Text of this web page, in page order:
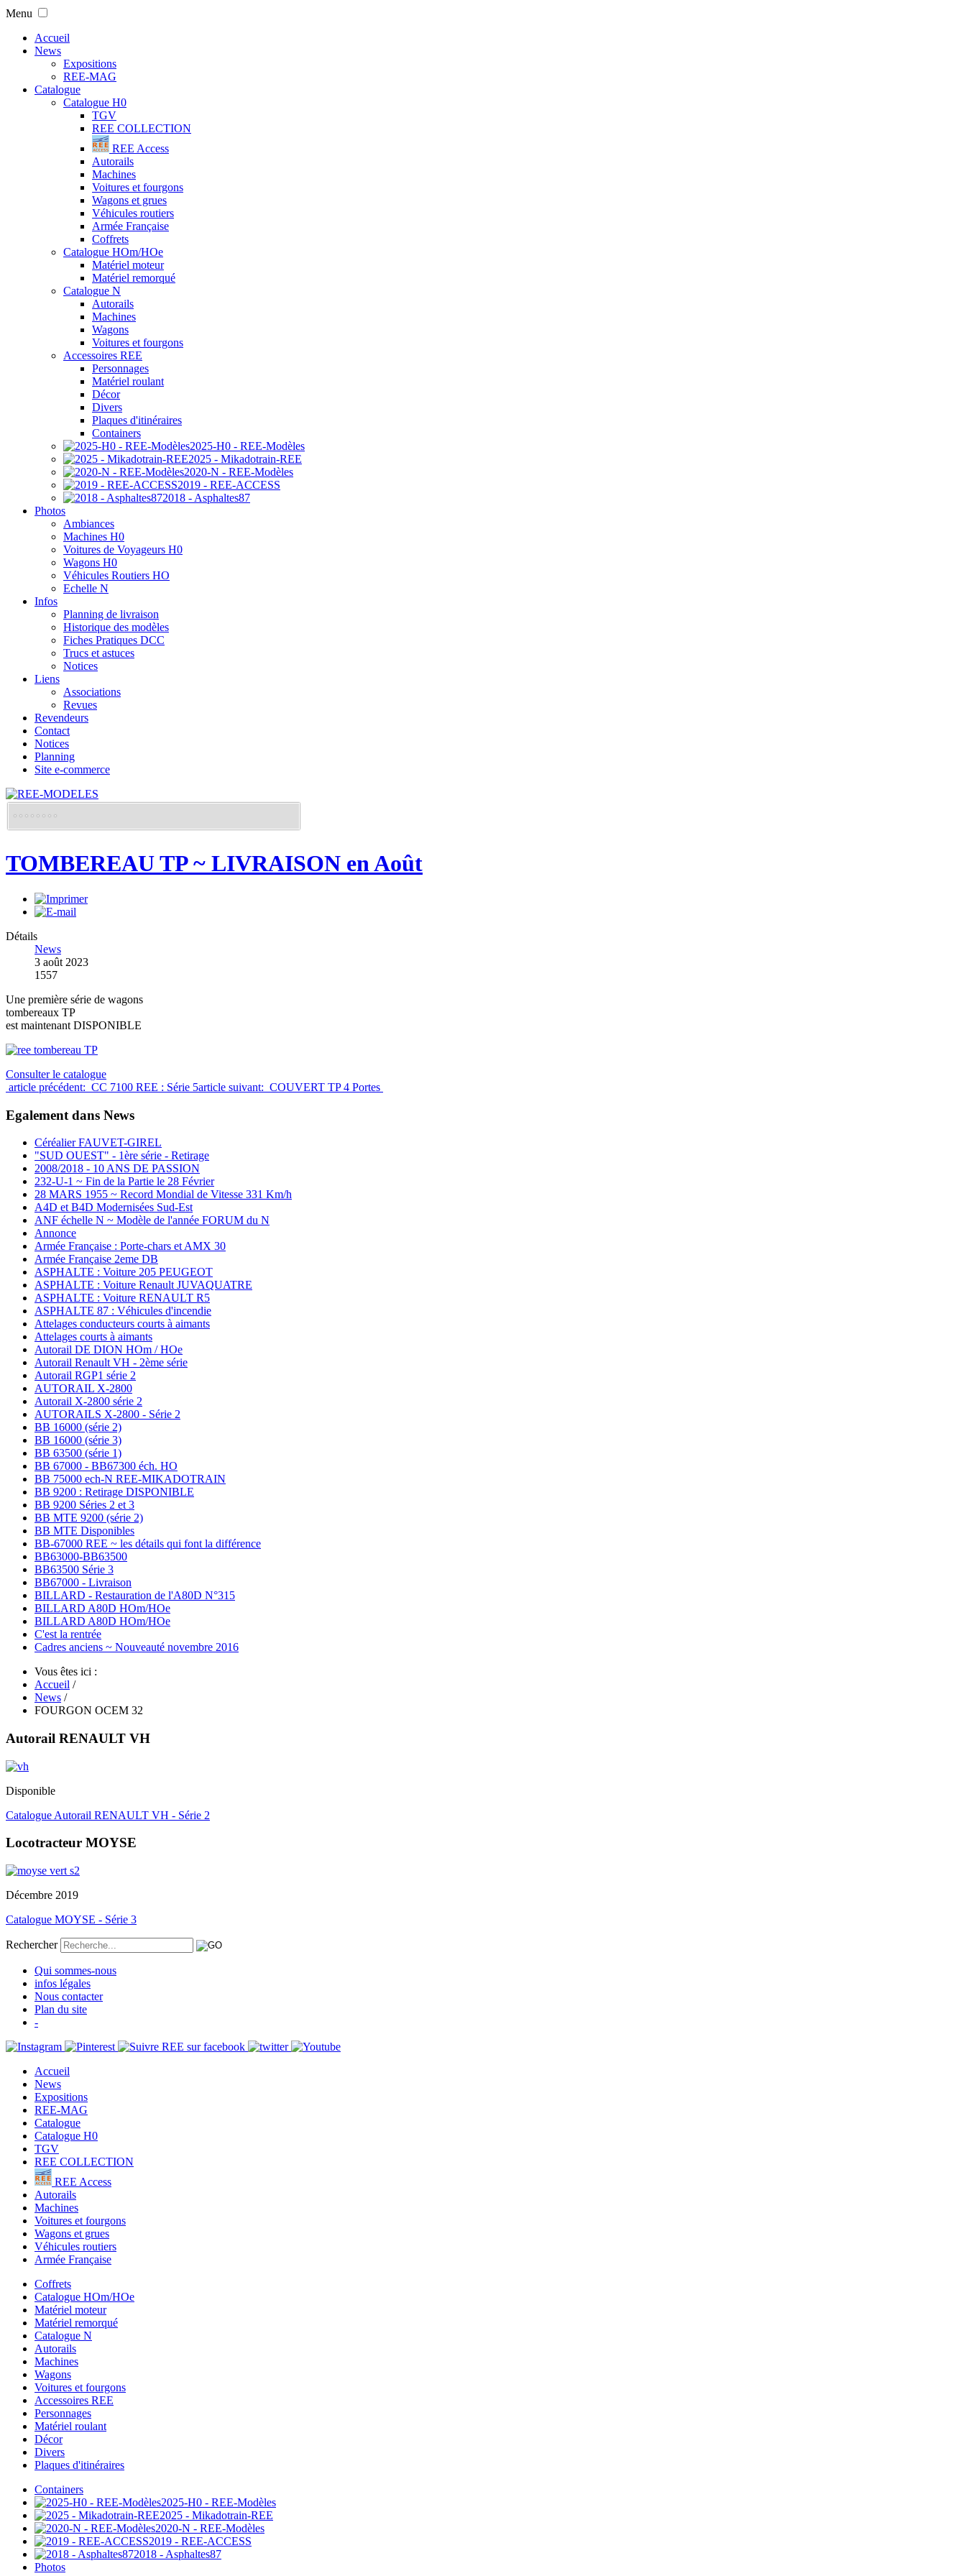
Menu
Accueil
News
Expositions
REE-MAG
Catalogue
Catalogue H0
TGV
REE COLLECTION
REE Access
Autorails
Machines
Voitures et fourgons
Wagons et grues
Véhicules routiers
Armée Française
Coffrets
Catalogue HOm/HOe
Matériel moteur
Matériel remorqué
Catalogue N
Autorails
Machines
Wagons
Voitures et fourgons
Accessoires REE
Personnages
Matériel roulant
Décor
Divers
Plaques d'itinéraires
Containers
2025-H0 - REE-Modèles
2025 - Mikadotrain-REE
2020-N - REE-Modèles
2019 - REE-ACCESS
2018 - Asphaltes87
Photos
Ambiances
Machines H0
Voitures de Voyageurs H0
Wagons H0
Véhicules Routiers HO
Echelle N
Infos
Planning de livraison
Historique des modèles
Fiches Pratiques DCC
Trucs et astuces
Notices
Liens
Associations
Revues
Revendeurs
Contact
Notices
Planning
Site e-commerce
TOMBEREAU TP ~ LIVRAISON en Août
Détails
News
3 août 2023
1557
Une première série de wagons
tombereaux TP
est maintenant DISPONIBLE
Consulter le catalogue
article précédent: CC 7100 REE : Série 5article suivant: COUVERT TP 4 Portes
Egalement dans News
Céréalier FAUVET-GIREL
"SUD OUEST" - 1ère série - Retirage
2008/2018 - 10 ANS DE PASSION
232-U-1 ~ Fin de la Partie le 28 Février
28 MARS 1955 ~ Record Mondial de Vitesse 331 Km/h
A4D et B4D Modernisées Sud-Est
ANF échelle N ~ Modèle de l'année FORUM du N
Annonce
Armée Française : Porte-chars et AMX 30
Armée Française 2eme DB
ASPHALTE : Voiture 205 PEUGEOT
ASPHALTE : Voiture Renault JUVAQUATRE
ASPHALTE : Voiture RENAULT R5
ASPHALTE 87 : Véhicules d'incendie
Attelages conducteurs courts à aimants
Attelages courts à aimants
Autorail DE DION HOm / HOe
Autorail Renault VH - 2ème série
Autorail RGP1 série 2
AUTORAIL X-2800
Autorail X-2800 série 2
AUTORAILS X-2800 - Série 2
BB 16000 (série 2)
BB 16000 (série 3)
BB 63500 (série 1)
BB 67000 - BB67300 éch. HO
BB 75000 ech-N REE-MIKADOTRAIN
BB 9200 : Retirage DISPONIBLE
BB 9200 Séries 2 et 3
BB MTE 9200 (série 2)
BB MTE Disponibles
BB-67000 REE ~ les détails qui font la différence
BB63000-BB63500
BB63500 Série 3
BB67000 - Livraison
BILLARD - Restauration de l'A80D N°315
BILLARD A80D HOm/HOe
BILLARD A80D HOm/HOe
C'est la rentrée
Cadres anciens ~ Nouveauté novembre 2016
Vous êtes ici :
Accueil /
News /
FOURGON OCEM 32
Autorail RENAULT VH
Disponible
Catalogue Autorail RENAULT VH - Série 2
Locotracteur MOYSE
Décembre 2019
Catalogue MOYSE - Série 3
Rechercher
Qui sommes-nous
infos légales
Nous contacter
Plan du site
-
Accueil
News
Expositions
REE-MAG
Catalogue
Catalogue H0
TGV
REE COLLECTION
REE Access
Autorails
Machines
Voitures et fourgons
Wagons et grues
Véhicules routiers
Armée Française
Coffrets
Catalogue HOm/HOe
Matériel moteur
Matériel remorqué
Catalogue N
Autorails
Machines
Wagons
Voitures et fourgons
Accessoires REE
Personnages
Matériel roulant
Décor
Divers
Plaques d'itinéraires
Containers
2025-H0 - REE-Modèles
2025 - Mikadotrain-REE
2020-N - REE-Modèles
2019 - REE-ACCESS
2018 - Asphaltes87
Photos